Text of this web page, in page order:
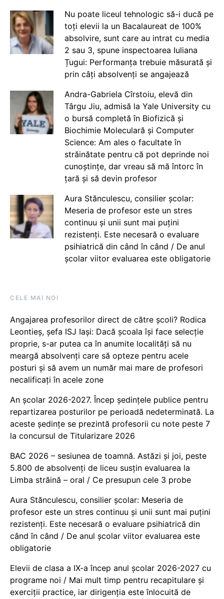
Nu poate liceul tehnologic să-i ducă pe
toți elevii la un Bacalaureat de 100%
absolvire, sunt care au intrat cu media
2 sau 3, spune inspectoarea Iuliana
Țugui: Performanța trebuie măsurată și
prin câți absolvenți se angajează
Andra-Gabriela Cîrstoiu, elevă din
Târgu Jiu, admisă la Yale University cu
o bursă completă în Biofizică și
Biochimie Moleculară și Computer
Science: Am ales o facultate în
străinătate pentru că pot deprinde noi
cunoștințe, dar vreau să mă întorc în
țară și să devin profesor
Aura Stănculescu, consilier școlar:
Meseria de profesor este un stres
continuu și unii sunt mai puțini
rezistenți. Este necesară o evaluare
psihiatrică din când în când / De anul
școlar viitor evaluarea este obligatorie
CELE MAI NOI
Angajarea profesorilor direct de către școli? Rodica
Leontieș, șefa ISJ Iași: Dacă școala își face selecție
proprie, s-ar putea ca în anumite localități să nu
meargă absolvenți care să opteze pentru acele
posturi și să avem un număr mai mare de profesori
necalificați în acele zone
An școlar 2026-2027. Încep ședințele publice pentru
repartizarea posturilor pe perioadă nedeterminată. La
aceste ședințe se prezintă profesorii cu note peste 7
la concursul de Titularizare 2026
BAC 2026 – sesiunea de toamnă. Astăzi și joi, peste
5.800 de absolvenți de liceu susțin evaluarea la
Limba străină – oral / Ce presupun cele 3 probe
Aura Stănculescu, consilier școlar: Meseria de
profesor este un stres continuu și unii sunt mai puțini
rezistenți. Este necesară o evaluare psihiatrică din
când în când / De anul școlar viitor evaluarea este
obligatorie
Elevii de clasa a IX-a încep anul școlar 2026-2027 cu
programe noi / Mai mult timp pentru recapitulare și
exerciții practice, iar dirigenția este înlocuită de